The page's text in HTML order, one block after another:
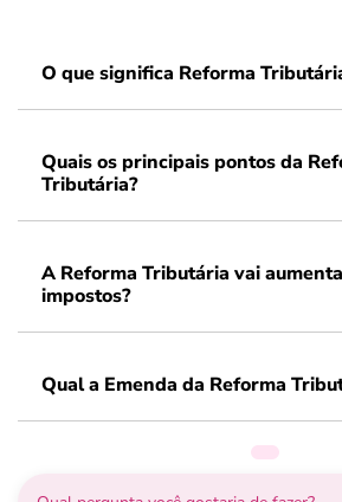
O que significa Reforma
Quais os principais pontos da
Tributária?
A Reforma Tributária vai
impostos?
Qual a Emenda da Reforma